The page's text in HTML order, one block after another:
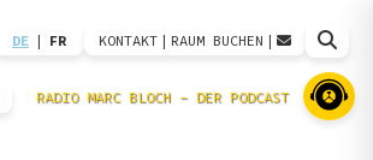
DE | FR KONTAKT | RAUM BUCHEN |